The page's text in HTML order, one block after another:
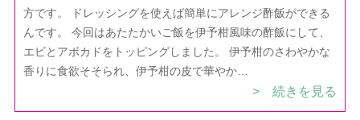
方です。 ドレッシングを使えば簡単にアレンジ酢飯ができる
んです。 今回はあたたかいご飯を伊予柑風味の酢飯にして、
エビとアボカドをトッピングしました。 伊予柑のさわやかな
香りに食欲そそられ、伊予柑の皮で華やか…
> 続きを見る